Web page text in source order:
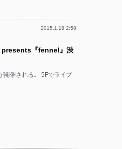
2015.1.18 2:58
presents『fennel』渋
開催される。 5Fでライブ